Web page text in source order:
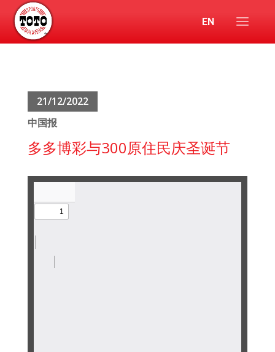
EN
21/12/2022
中国报
多多博彩与300原住民庆圣诞节